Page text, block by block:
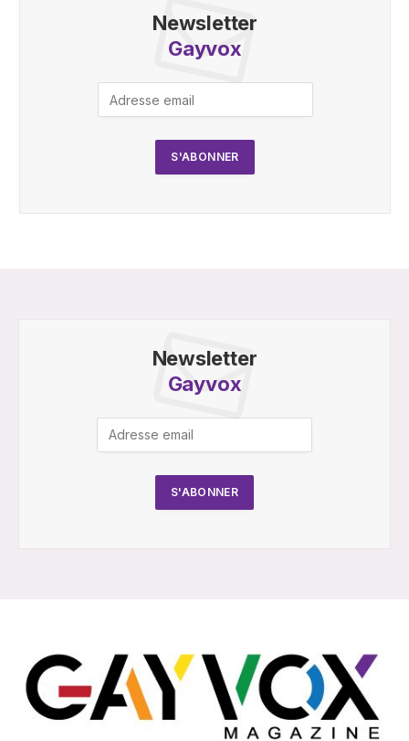
Newsletter
Gayvox
Newsletter
Gayvox